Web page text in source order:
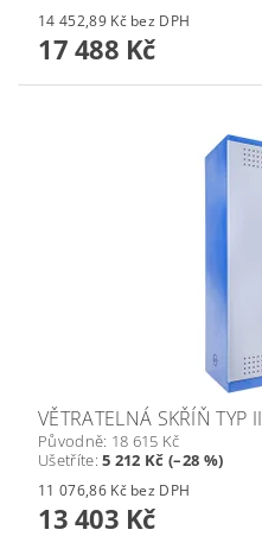
14 452,89 Kč bez DPH
17 488 Kč
VĚTRATELNÁ SKŘÍŇ TYP II
Původně: 18 615 Kč
Ušetříte:5 212 Kč (–28 %)
11 076,86 Kč bez DPH
13 403 Kč